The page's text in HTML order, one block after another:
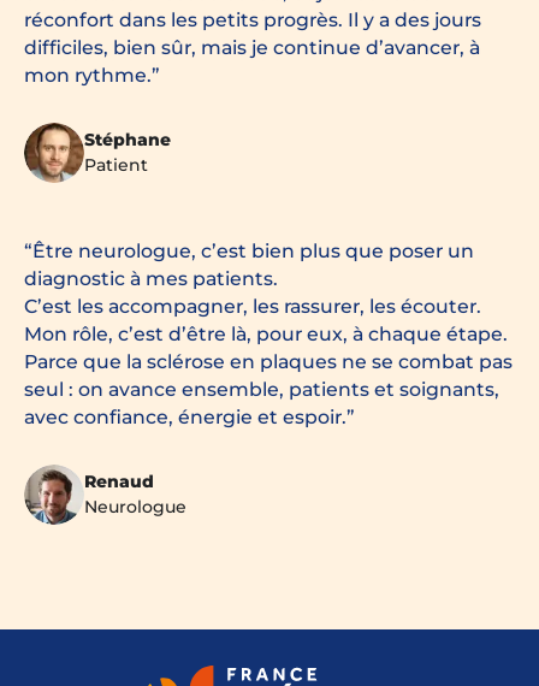
réconfort dans les petits progrès. Il y a des jours
difficiles, bien sûr, mais je continue d’avancer, à
mon rythme.
Stéphane
Patient
Être neurologue, c’est bien plus que poser un
diagnostic à mes patients.
C’est les accompagner, les rassurer, les écouter.
Mon rôle, c’est d’être là, pour eux, à chaque étape.
Parce que la sclérose en plaques ne se combat pas
seul : on avance ensemble, patients et soignants,
avec confiance, énergie et espoir.
Renaud
Neurologue